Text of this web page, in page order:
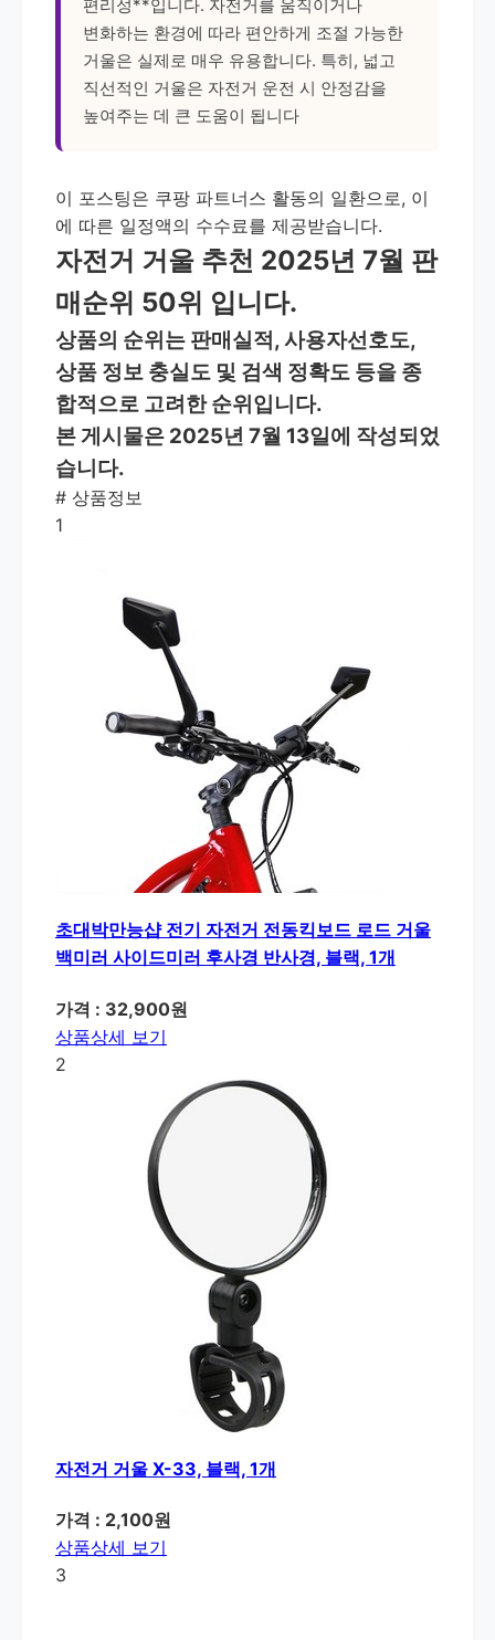
편리성**입니다. 자전거를 움직이거나
변화하는 환경에 따라 편안하게 조절 가능한
거울은 실제로 매우 유용합니다. 특히, 넓고
직선적인 거울은 자전거 운전 시 안정감을
높여주는 데 큰 도움이 됩니다
이 포스팅은 쿠팡 파트너스 활동의 일환으로, 이
에 따른 일정액의 수수료를 제공받습니다.
자전거 거울 추천 2025년 7월 판
매순위 50위 입니다.
상품의 순위는 판매실적, 사용자선호도,
상품 정보 충실도 및 검색 정확도 등을 종
합적으로 고려한 순위입니다.
본 게시물은 2025년 7월 13일에 작성되었
습니다.
# 상품정보
1
초대박만능샵 전기 자전거 전동킥보드 로드 거울
백미러 사이드미러 후사경 반사경, 블랙, 1개
가격 : 32,900원
상품상세 보기
2
자전거 거울 X-33, 블랙, 1개
가격 : 2,100원
상품상세 보기
3